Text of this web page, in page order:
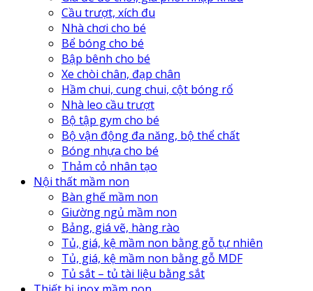
Cầu trượt, xích đu
Nhà chơi cho bé
Bể bóng cho bé
Bập bênh cho bé
Xe chòi chân, đạp chân
Hầm chui, cung chui, cột bóng rổ
Nhà leo cầu trượt
Bộ tập gym cho bé
Bộ vận động đa năng, bộ thể chất
Bóng nhựa cho bé
Thảm cỏ nhân tạo
Nội thất mầm non
Bàn ghế mầm non
Giường ngủ mầm non
Bảng, giá vẽ, hàng rào
Tủ, giá, kệ mầm non bằng gỗ tự nhiên
Tủ, giá, kệ mầm non bằng gỗ MDF
Tủ sắt – tủ tài liệu bằng sắt